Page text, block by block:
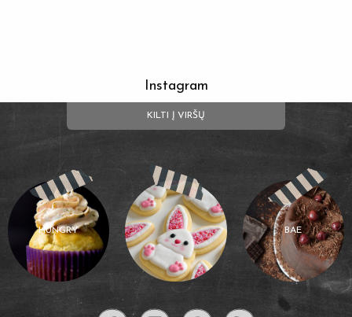
Instagram
KILTI Į VIRŠŲ
HUNGRY BAE